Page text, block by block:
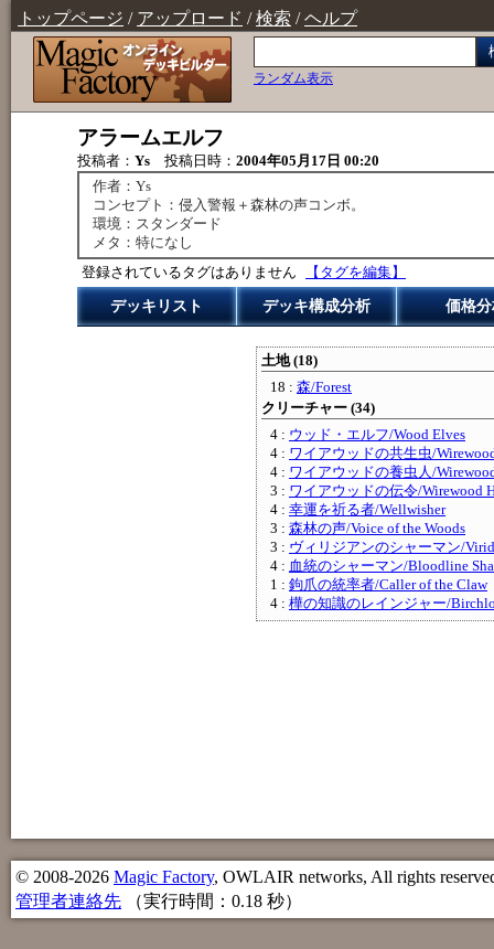
トップページ / アップロード /検索 /ヘルプ
ランダム表示
アラームエルフ
投稿者： Ys 投稿日時： 2004年05月17日 00:20
作者：Ys
コンセプト：侵入警報＋森林の声コンボ。
環境：スタンダード
メタ：特になし
登録されているタグはありません
【タグを編集】
デッキリスト デッキ構成分析 価格
土地 (18)
18 : 森/Forest
クリーチャー (34)
4 : ウッド・エルフ/Wood Elves
4 : ワイアウッドの共生虫/
4 : ワイアウッドの養虫人/
3 : ワイアウッドの伝令/Wirewood
4 : 幸運を祈る者/Wellwisher
3 : 森林の声/Voice of the Woods
3 : ヴィリジアンのシャーマン/
4 : 血統のシャーマン/Bloodline
1 : 鉤爪の統率者/Caller of the Claw
4 : 樺の知識のレインジャー/
© 2008-2026 Magic Factory, OWLAIR networks, All rights
管理者連絡先 （実行時間：0.18 秒）